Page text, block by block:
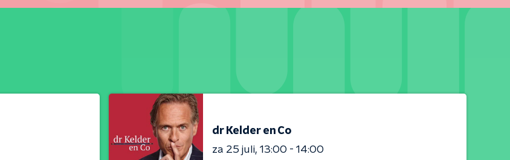
dr Kelder en Co
za 25 juli 13:00 - 14:00